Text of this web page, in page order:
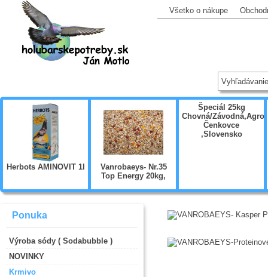
Všetko o nákupe
Herbots AMINOVIT 1l
Vanrobaeys- Nr.35
Top Energy 20kg,
Špeciál 25kg
Chovná/
Čenkovce
,Slovensko
Ponuka
Výroba sódy ( Sodabubble )
NOVINKY
Krmivo